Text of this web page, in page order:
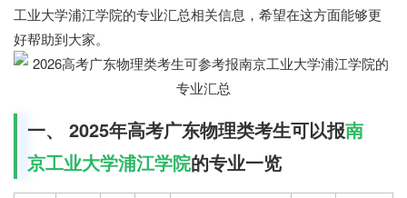
工业大学浦江学院的专业汇总相关信息，希望在这方面能够更
好帮助到大家。
一、 2025年高考广东物理类考生可以报南
京工业大学浦江学院的专业一览